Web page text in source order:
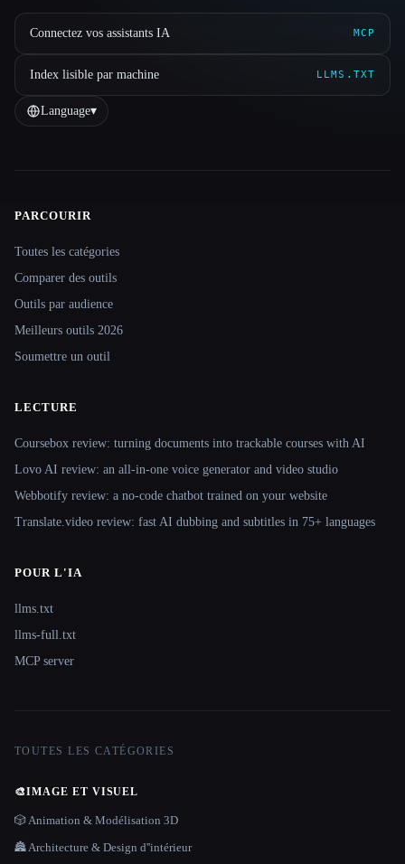
Connectez vos assistants IA MCP
Index lisible par machine LLMS.TXT
Language▾
Site navigation
PARCOURIR
Toutes les catégories
Comparer des outils
Outils par audience
Meilleurs outils 2026
Soumettre un outil
LECTURE
Coursebox review: turning documents into trackable courses with AI
Lovo AI review: an all-in-one voice generator and video studio
Webbotify review: a no-code chatbot trained on your website
Translate.video review: fast AI dubbing and subtitles in 75+ languages
POUR L'IA
llms.txt
llms-full.txt
MCP server
TOUTES LES CATÉGORIES
🎨IMAGE ET VISUEL
🎲 Animation & Modélisation 3D
🏯 Architecture & Design d''intérieur